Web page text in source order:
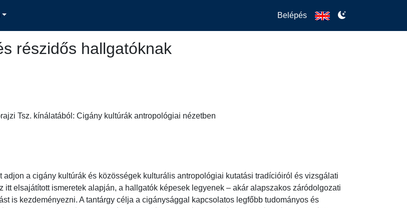
Belépés
részidős hallgatóknak
Tsz. kínálatából: Cigány kultúrák antropológiai nézetben
adjon a cigány kultúrák és közösségek kulturális antropológiai kutatási tradícióiról és vizsgálati
itt elsajátított ismeretek alapján, a hallgatók képesek legyenek – akár alapszakos záródolgozati
is kezdeményezni. A tantárgy célja a cigánysággal kapcsolatos legfőbb tudományos és